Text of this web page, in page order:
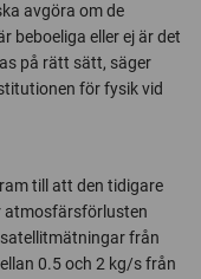
avgöra om de
beboeliga eller ej är det
på rätt sätt, säger
för fysik vid
till att den tidigare
atmosfärsförlusten
från
0.5 och 2 kg/s från